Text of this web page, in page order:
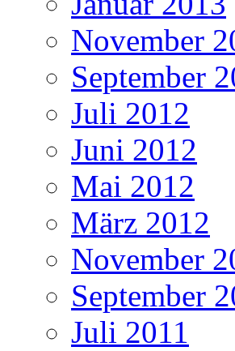
November
September
Juli 2012
Juni 2012
Mai 2012
März 2012
November
September
Juli 2011